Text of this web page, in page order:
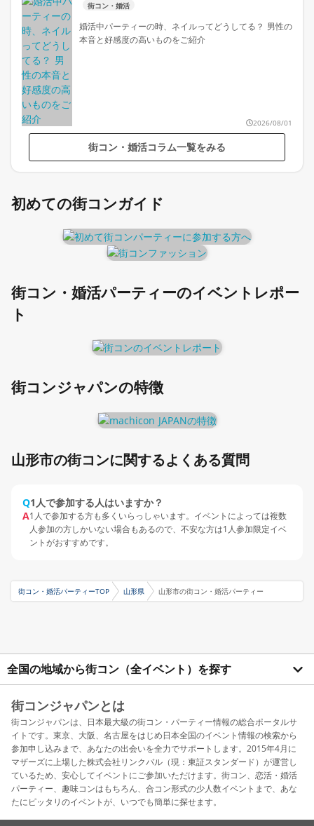
街コン・婚活
婚活中パーティーの時、ネイルってどうしてる？ 男性の
本音と好感度の高いものをご紹介
2026/08/01
街コン・婚活コラム一覧をみる
初めての街コンガイド
街コン・婚活パーティーのイベントレポー
ト
街コンジャパンの特徴
山形市の街コンに関するよくある質問
Q1人で参加する人はいますか？
A1人で参加する方も多くいらっしゃいます。イベントによっては複数
人参加の方しかいない場合もあるので、不安な方は1人参加限定イベ
ントがおすすめです。
街コン・婚活パーティーTOP 山形県 山形市の街コン・婚活パーティー
全国の地域から街コン（全イベント）を探す
街コンジャパンとは
街コンジャパンは、日本最大級の街コン・パーティー情報の総合ポータルサ
イトです。東京、大阪、名古屋をはじめ日本全国のイベント情報の検索から
参加申し込みまで、あなたの出会いを全力でサポートします。2015年4月に
マザーズに上場した株式会社リンクバル（現：東証スタンダード）が運営し
ているため、安心してイベントにご参加いただけます。街コン、恋活・婚活
パーティー、趣味コンはもちろん、合コン形式の少人数イベントまで、あな
たにピッタリのイベントが、いつでも簡単に探せます。